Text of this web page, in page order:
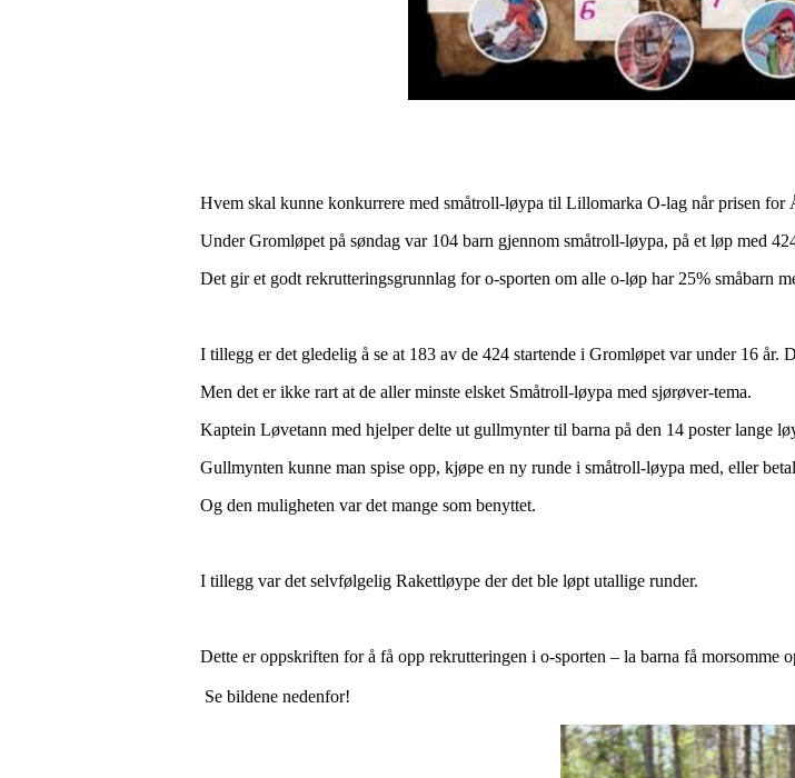
Hvem skal kunne konkurrere med småtroll-løypa til Lillomarka O-lag når prisen for
Under Gromløpet på søndag var 104 barn gjennom småtroll-løypa, på et løp med
Det gir et godt rekrutteringsgrunnlag for o-sporten om alle o-løp har 25% småbarn
I tillegg er det gledelig å se at 183 av de 424 startende i Gromløpet var under 16 år.
Men det er ikke rart at de aller minste elsket Småtroll-løypa med sjørøver-tema.
Kaptein Løvetann med hjelper delte ut gullmynter til barna på den 14 poster lange
Gullmynten kunne man spise opp, kjøpe en ny runde i småtroll-løypa med, eller
Og den muligheten var det mange som benyttet.
I tillegg var det selvfølgelig Rakettløype der det ble løpt utallige runder.
Dette er oppskriften for å få opp rekrutteringen i o-sporten – la barna få morsomme
Se bildene nedenfor!